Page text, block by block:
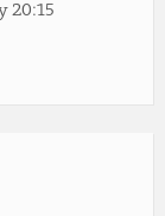
20:15